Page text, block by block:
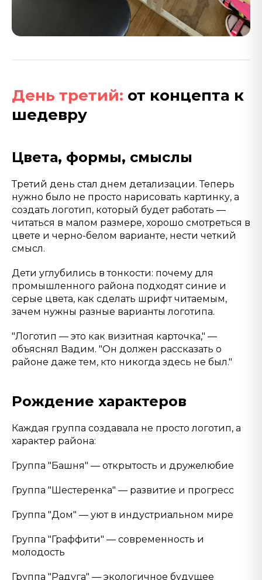
День третий: от концепта к
шедевру
Цвета, формы, смыслы
Третий день стал днем детализации. Теперь
нужно было не просто нарисовать картинку, а
создать логотип, который будет работать —
читаться в малом размере, хорошо смотреться в
цвете и черно-белом варианте, нести четкий
смысл.
Дети углубились в тонкости: почему для
промышленного района подходят синие и
серые цвета, как сделать шрифт читаемым,
зачем нужны разные варианты логотипа.
"Логотип — это как визитная карточка," —
объяснял Вадим. "Он должен рассказать о
районе даже тем, кто никогда здесь не был."
Рождение характеров
Каждая группа создавала не просто логотип, а
характер района:
Группа "Башня" — открытость и дружелюбие
Группа "Шестеренка" — развитие и прогресс
Группа "Дом" — уют в индустриальном мире
Группа "Граффити" — современность и
молодость
Группа "Радуга" — экологичное будущее